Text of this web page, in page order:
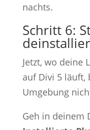
nachts.
Schritt 6:
Jetzt, wo deine
auf Divi 5 läuft,
Umgebung
Geh in deinem